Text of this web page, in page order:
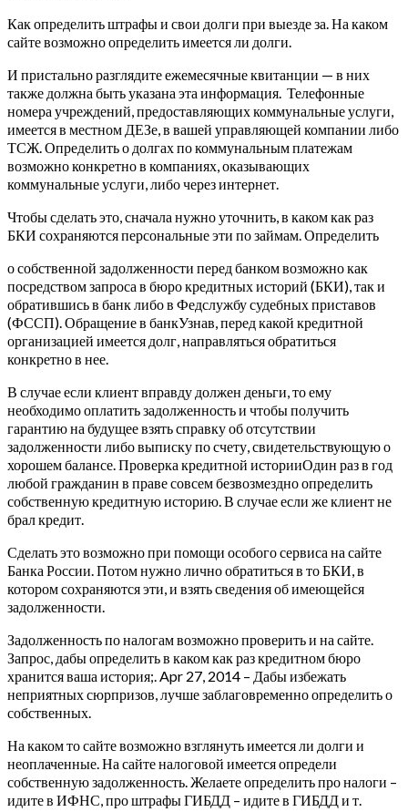
Как определить штрафы и свои долги при выезде за. На каком
сайте возможно определить имеется ли долги.
И пристально разглядите ежемесячные квитанции — в них
также должна быть указана эта информация. Телефонные
номера учреждений, предоставляющих коммунальные услуги,
имеется в местном ДЕЗе, в вашей управляющей компании либо
ТСЖ. Определить о долгах по коммунальным платежам
возможно конкретно в компаниях, оказывающих
коммунальные услуги, либо через интернет.
Чтобы сделать это, сначала нужно уточнить, в каком как раз
БКИ сохраняются персональные эти по займам. Определить
о собственной задолженности перед банком возможно как
посредством запроса в бюро кредитных историй (БКИ), так и
обратившись в банк либо в Федслужбу судебных приставов
(ФССП). Обращение в банкУзнав, перед какой кредитной
организацией имеется долг, направляться обратиться
конкретно в нее.
В случае если клиент вправду должен деньги, то ему
необходимо оплатить задолженность и чтобы получить
гарантию на будущее взять справку об отсутствии
задолженности либо выписку по счету, свидетельствующую о
хорошем балансе. Проверка кредитной историиОдин раз в год
любой гражданин в праве совсем безвозмездно определить
собственную кредитную историю. В случае если же клиент не
брал кредит.
Сделать это возможно при помощи особого сервиса на сайте
Банка России. Потом нужно лично обратиться в то БКИ, в
котором сохраняются эти, и взять сведения об имеющейся
задолженности.
Задолженность по налогам возможно проверить и на сайте.
Запрос, дабы определить в каком как раз кредитном бюро
хранится ваша история;. Apr 27, 2014 – Дабы избежать
неприятных сюрпризов, лучше заблаговременно определить о
собственных.
На каком то сайте возможно взглянуть имеется ли долги и
неоплаченные. На сайте налоговой имеется определи
собственную задолженность. Желаете определить про налоги –
идите в ИФНС, про штрафы ГИБДД – идите в ГИБДД и т.